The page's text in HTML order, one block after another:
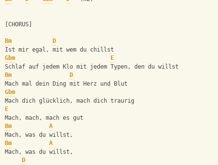
[CHORUS]
Bm
D
Ist mir egal, mit wem du chillst
Gbm
E
Schlaf auf jedem Klo mit jedem Typen, den du willst
Bm
D
Mach mal dein Ding mit Herz und Blut
Gbm
Mach dich glücklich, mach dich traurig
E
Mach, mach, mach es gut
Bm
A
Mach, was du willst,
Bm
A
Mach, was du willst,
D